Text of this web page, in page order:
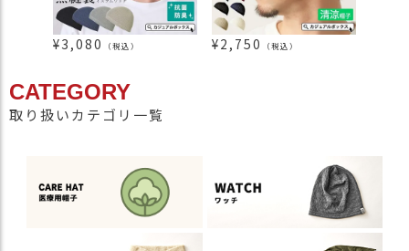
¥3,080 （税込） ¥2,750 （税込）
CATEGORY
取り扱いカテゴリ一覧